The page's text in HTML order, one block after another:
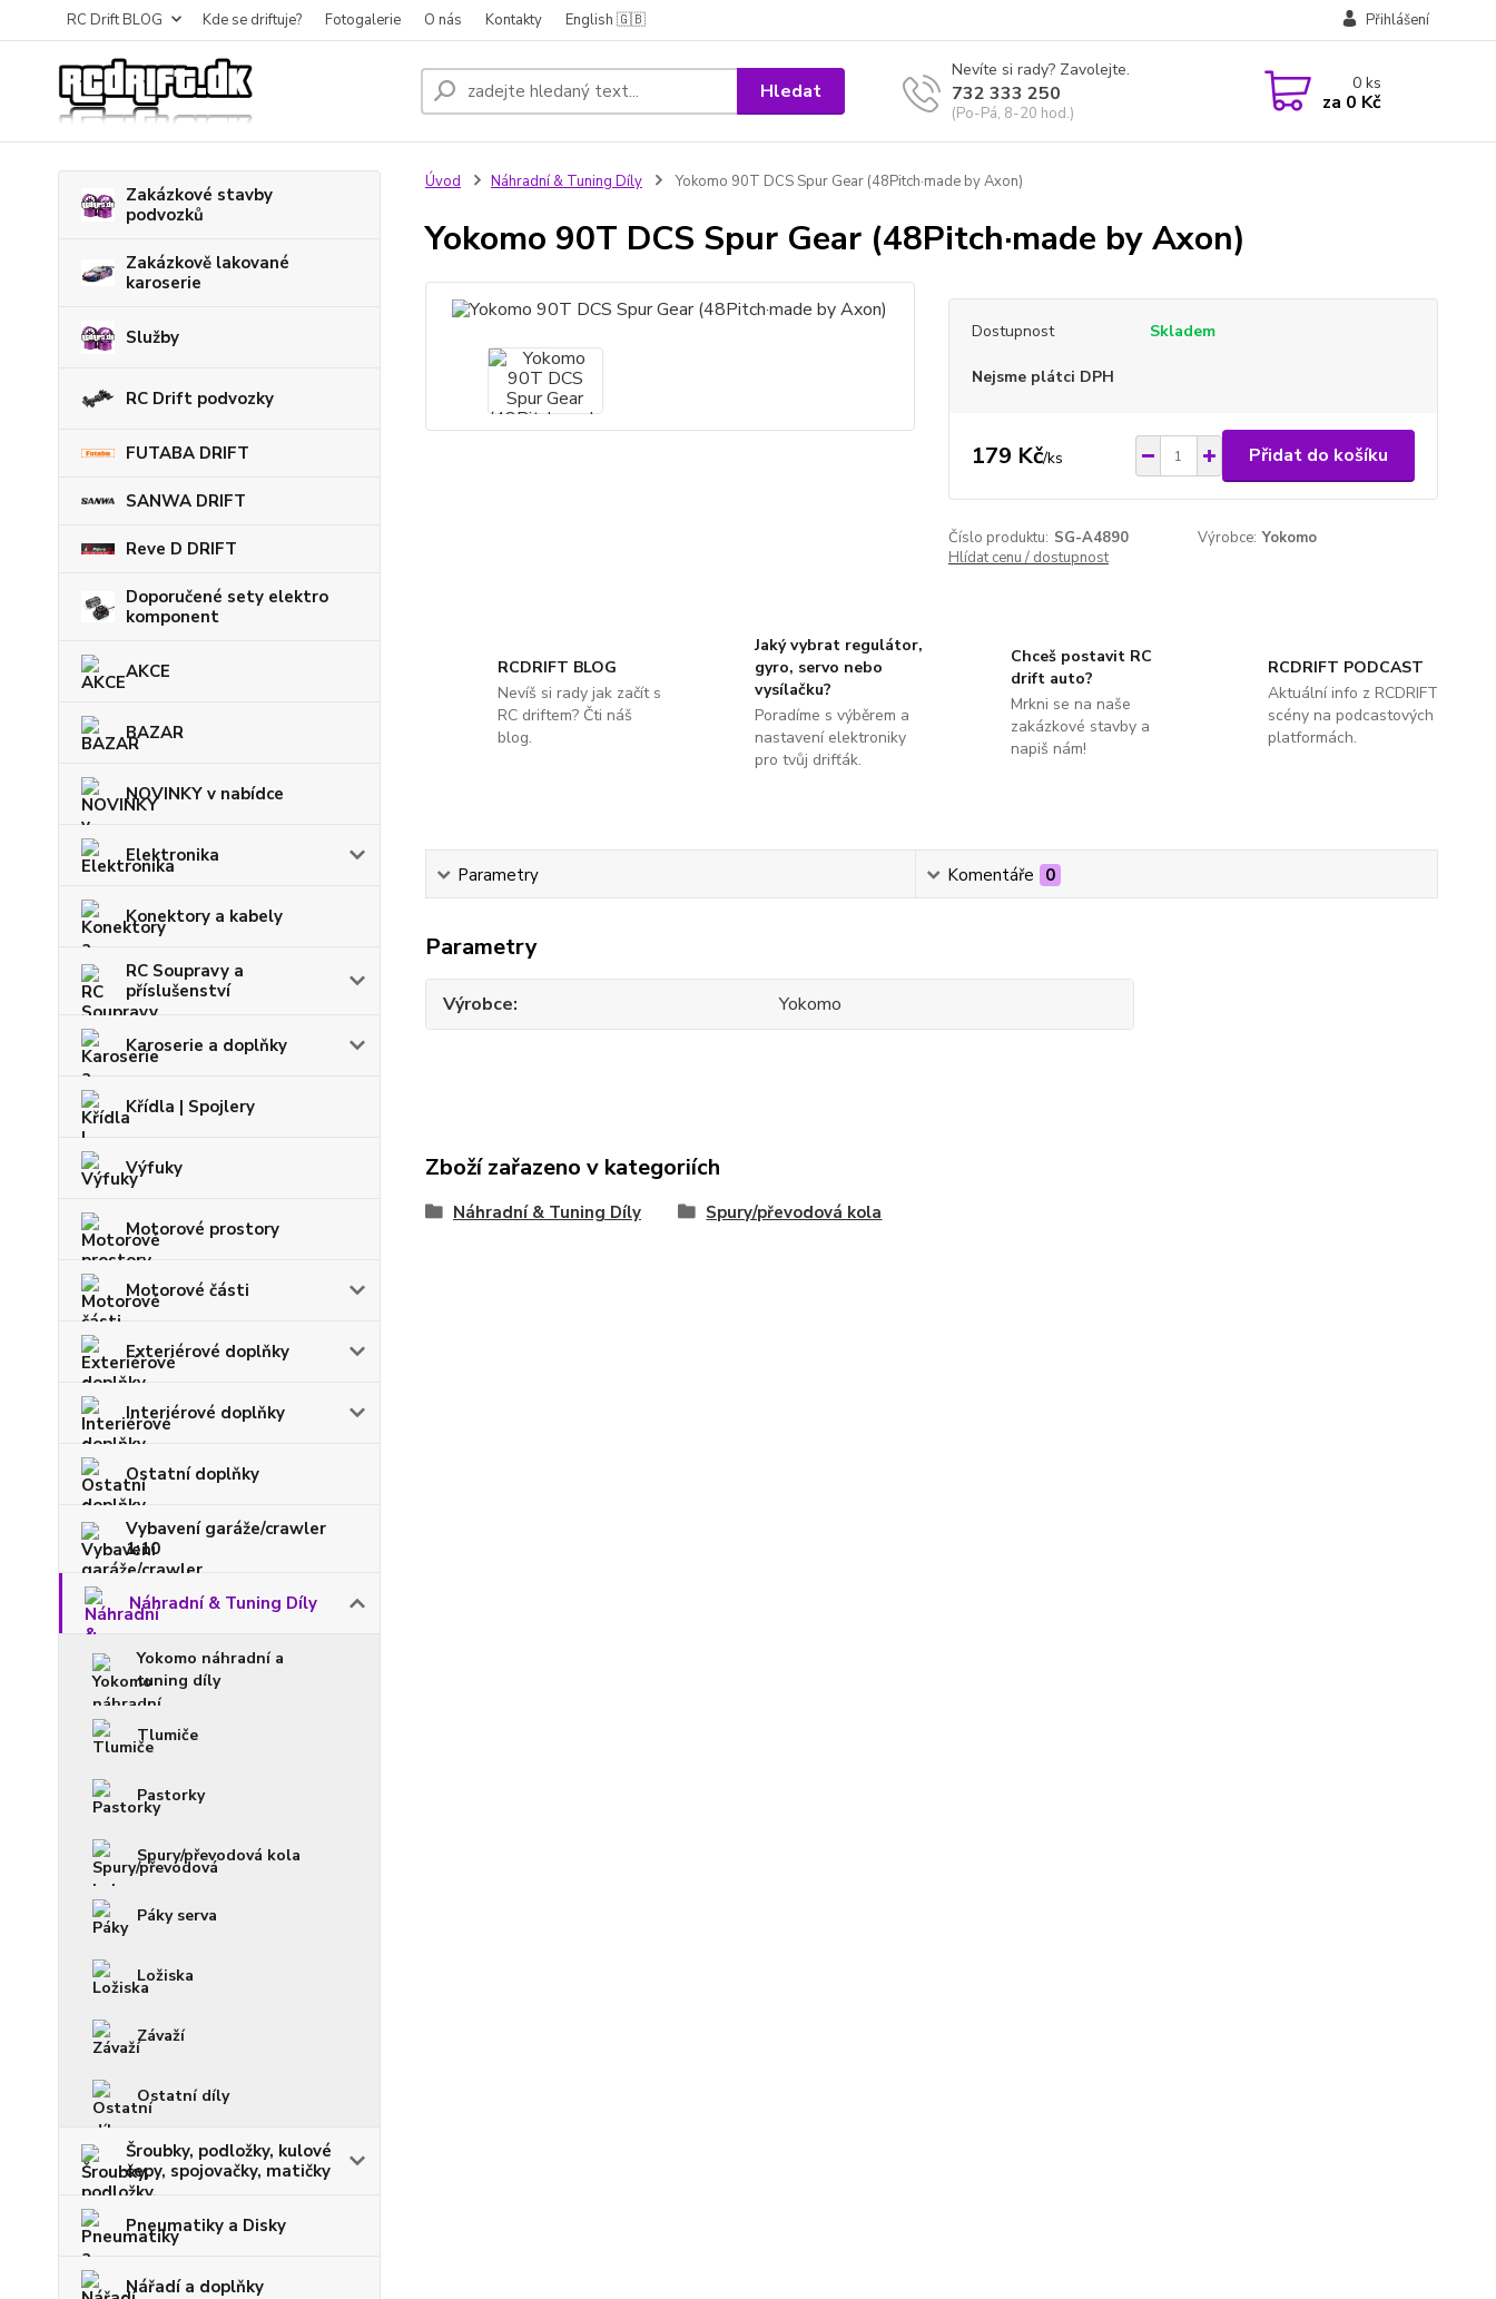
RC Drift BLOG Kde se driftuje? Fotogalerie O nás Kontakty English 🇬🇧 Přihlášení
Hledat
Nevíte si rady? Zavolejte.
732 333 250
(Po-Pá, 8-20 hod.)
0ks
za 0 Kč
Zakázkové stavby
podvozků
Zakázkově lakované
karoserie
Služby
RC Drift podvozky
FUTABA DRIFT
SANWA DRIFT
Reve D DRIFT
Doporučené sety elektro
komponent
AKCE
BAZAR
NOVINKY v nabídce
Elektronika
Konektory a kabely
RC Soupravy a
příslušenství
Karoserie a doplňky
Křídla | Spojlery
Výfuky
Motorové prostory
Motorové části
Exteriérové doplňky
Interiérové doplňky
Ostatní doplňky
Vybavení garáže/crawler
1:10
Náhradní & Tuning Díly
Yokomo náhradní a
tuning díly
Tlumiče
Pastorky
Spury/převodová kola
Páky serva
Ložiska
Závaží
Ostatní díly
Šroubky, podložky, kulové
čepy, spojovačky, matičky
Pneumatiky a Disky
Nářadí a doplňky
Úvod Náhradní & Tuning Díly Yokomo 90T DCS Spur Gear (48Pitch·made by Axon)
Yokomo 90T DCS Spur Gear (48Pitch·made by Axon)
Dostupnost Skladem
Nejsme plátci DPH
179 Kč/ks Přidat do košíku
Číslo produktu: SG-A4890 Výrobce: Yokomo
Hlídat cenu / dostupnost
RCDRIFT BLOG
Nevíš si rady jak začít s
RC driftem? Čti náš
blog.
Jaký vybrat regulátor,
gyro, servo nebo
vysílačku?
Poradíme s výběrem a
nastavení elektroniky
pro tvůj drifťák.
Chceš postavit RC
drift auto?
Mrkni se na naše
zakázkové stavby a
napiš nám!
RCDRIFT PODCAST
Aktuální info z RCDRIFT
scény na podcastových
platformách.
Parametry Komentáře 0
Parametry
Výrobce Yokomo
Zboží zařazeno v kategoriích
Náhradní & Tuning Díly Spury/převodová kola